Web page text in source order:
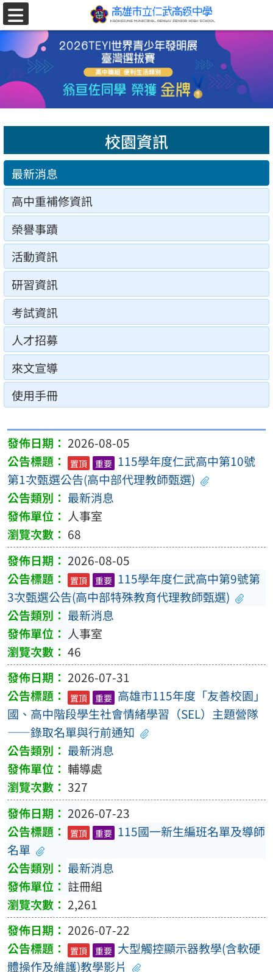
跳至主要內容區
選
單
校園資訊
最新消息
高中重補修資訊
榮譽事蹟
活動資訊
研習資訊
考試資訊
人才招募
來文宣導
使用手冊
2026-08-05
置頂 重要 115學年度仁武高中第10號
第1次甄選公告(高中部代理教師甄選)
最新消息
人事室
68
2026-08-05
置頂 重要 115學年度仁武高中第9號第
3次甄選公告(高中部特殊教育代理教師甄選)
最新消息
人事室
46
2026-07-31
置頂 重要 高雄市115年度「友善校園」
國、高中階段學生社會情緒學習（SEL）主題營隊
——錄取名單與行前通知
最新消息
輔導處
327
2026-07-23
置頂 重要 115國一新生編班名單及導師
名單
最新消息
註冊組
2,261
2026-07-22
置頂 重要 大型觸控顯示器教學(含軟硬
體操作及維護)教學影片